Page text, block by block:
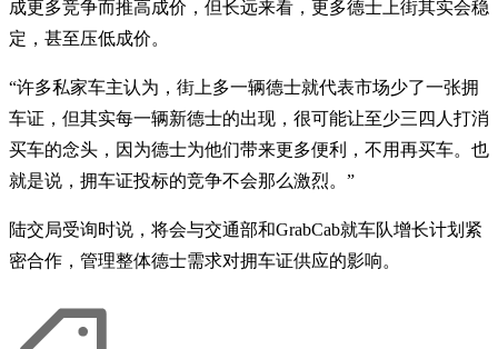
成更多竞争而推高成价，但长远来看，更多德士上街其实会稳
定，甚至压低成价。
“许多私家车主认为，街上多一辆德士就代表市场少了一张拥
车证，但其实每一辆新德士的出现，很可能让至少三四人打消
买车的念头，因为德士为他们带来更多便利，不用再买车。也
就是说，拥车证投标的竞争不会那么激烈。”
陆交局受询时说，将会与交通部和GrabCab就车队增长计划紧
密合作，管理整体德士需求对拥车证供应的影响。